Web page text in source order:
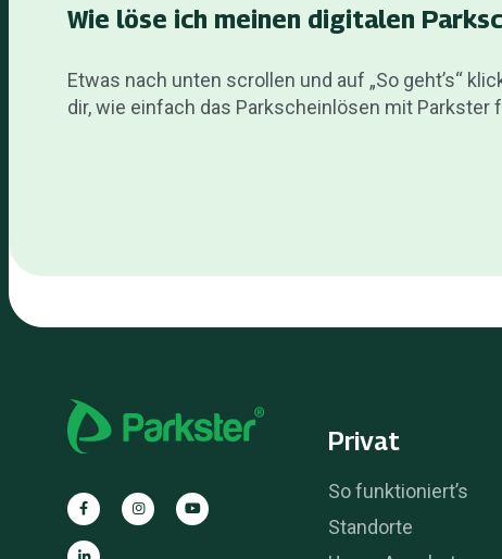
Wie löse ich meinen digitalen
Etwas nach unten scrollen und auf „So geht’s“
dir, wie einfach das Parkscheinlösen mit Parkster
Privat
So funktioniert’s
Standorte